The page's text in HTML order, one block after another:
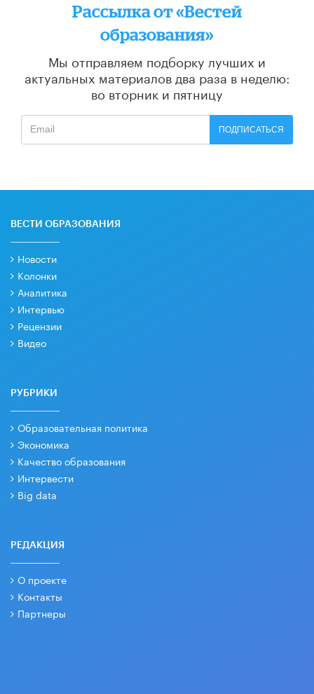
Рассылка от «Вестей
образования»
Мы отправляем подборку лучших и
актуальных материалов два раза в неделю:
во вторник и пятницу
ПОДПИСАТЬСЯ
ВЕСТИ ОБРАЗОВАНИЯ
Новости
Колонки
Аналитика
Интервью
Рецензии
Видео
РУБРИКИ
Образовательная политика
Экономика
Качество образования
Интервести
Big data
РЕДАКЦИЯ
О проекте
Контакты
Партнеры